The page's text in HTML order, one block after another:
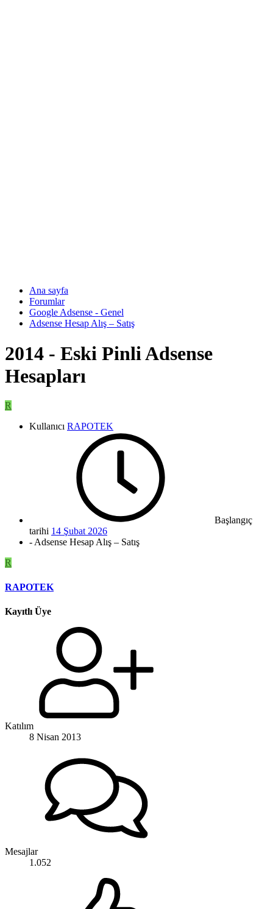
Ana sayfa
Forumlar
Google Adsense - Genel
Adsense Hesap Alış – Satış
2014 - Eski Pinli Adsense
Hesapları
R
Kullanıcı RAPOTEK
Başlangıç
tarihi 14 Şubat 2026
- Adsense Hesap Alış – Satış
R
RAPOTEK
Kayıtlı Üye
Katılım
8 Nisan 2013
Mesajlar
1.052